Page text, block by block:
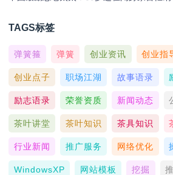
TAGS标签
弹簧箍 弹簧 创业资讯 创业指
创业点子 职场江湖 故事语录
励志语录 荣誉资质 新闻动态
茶叶讲堂 茶叶知识 茶具知识
行业新闻 推广服务 网络优化
WindowsXP 网站模板 挖掘